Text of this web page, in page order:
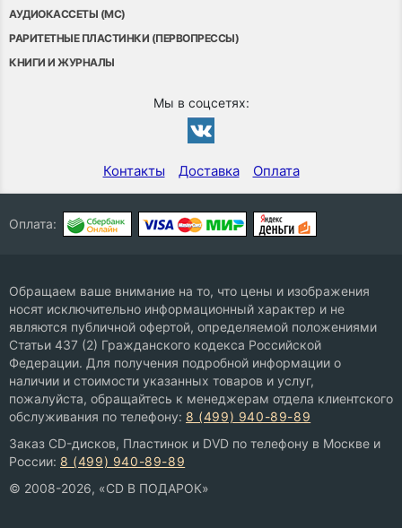
АУДИОКАССЕТЫ (MC)
РАРИТЕТНЫЕ ПЛАСТИНКИ (ПЕРВОПРЕССЫ)
КНИГИ И ЖУРНАЛЫ
Мы в соцсетях:
Контакты Доставка Оплата
Оплата:
Обращаем ваше внимание на то, что цены и изображения
носят исключительно информационный характер и не
являются публичной офертой, определяемой положениями
Статьи 437 (2) Гражданского кодекса Российской
Федерации. Для получения подробной информации о
наличии и стоимости указанных товаров и услуг,
пожалуйста, обращайтесь к менеджерам отдела клиентского
обслуживания по телефону: 8 (499) 940-89-89
Заказ CD-дисков, Пластинок и DVD по телефону в Москве и
России: 8 (499) 940-89-89
© 2008-2026, «CD В ПОДАРОК»